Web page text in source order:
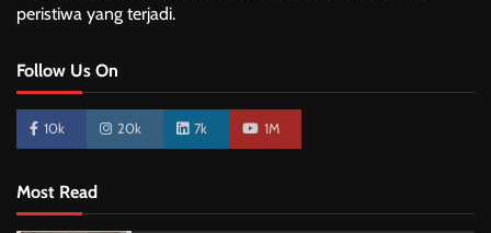
peristiwa yang terjadi.
Follow Us On
10k 20k 7k 1M
Most Read